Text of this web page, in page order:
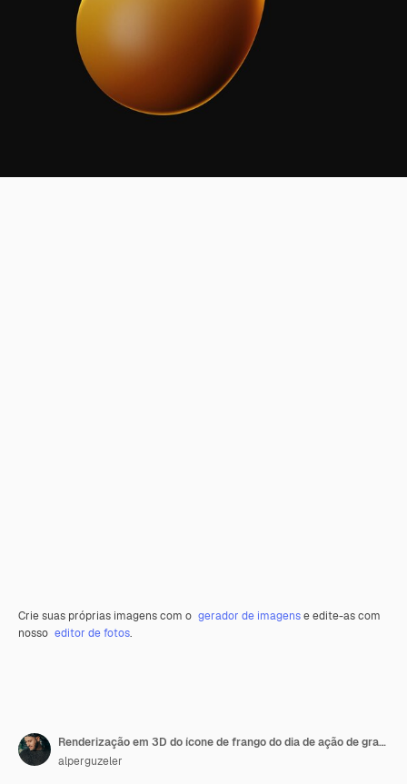
Crie suas próprias imagens com o gerador de imagense edite-as com
nosso editor de fotos.
Renderização em 3D do ícone de frango do dia de ação de graças feliz premium
alperguzeler